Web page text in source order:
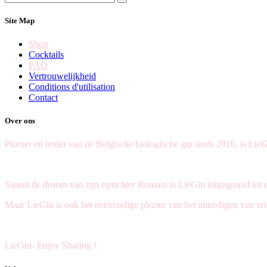
Site Map
Shop
Cocktails
FAQ
Vertrouwelijkheid
Conditions d'utilisation
Contact
Over ons
Pionier en leider van de Belgische biologische gin sinds 2016, is
Vanuit de droom van zijn oprichter Romain is LieGin uitgegroeid tot
Maar LieGin is ook het eenvoudige plezier van het uitnodigen van
LieGin- Enjoy Sharing !